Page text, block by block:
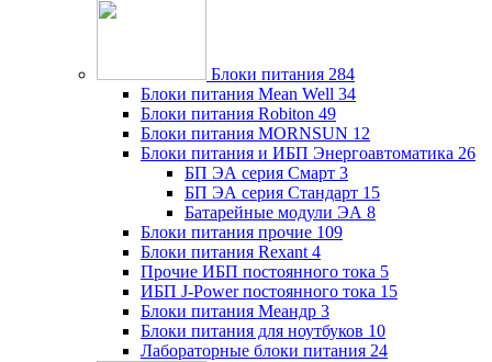
Блоки питания 284
Блоки питания Mean Well 34
Блоки питания Robiton 49
Блоки питания MORNSUN 12
Блоки питания и ИБП Энергоавтоматика 26
БП ЭА серия Смарт 3
БП ЭА серия Стандарт 15
Батарейные модули ЭА 8
Блоки питания прочие 109
Блоки питания Rexant 4
Прочие ИБП постоянного тока 5
ИБП J-Power постоянного тока 15
Блоки питания Меандр 3
Блоки питания для ноутбуков 10
Лабораторные блоки питания 24